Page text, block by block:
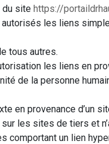
du site https://
les liens
tous autres.
les liens en
de la personne
en provenance
sur les sites de tiers et
comportant un lien